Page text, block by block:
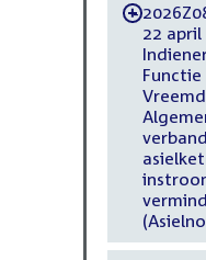
-
22 april